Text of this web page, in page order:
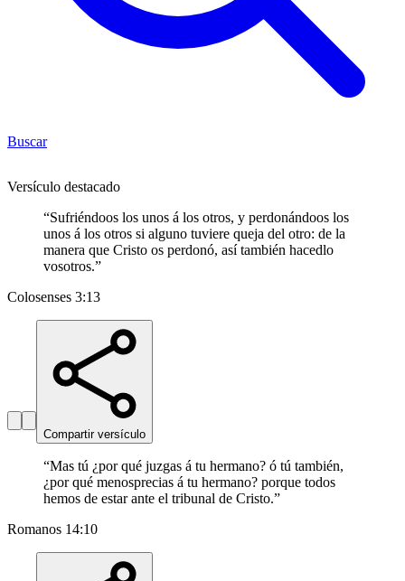
Buscar
Versículo destacado
“Sufriéndoos los unos á los otros, y perdonándoos los
unos á los otros si alguno tuviere queja del otro: de la
manera que Cristo os perdonó, así también hacedlo
vosotros.”
Colosenses 3:13
Compartir versículo
“Mas tú ¿por qué juzgas á tu hermano? ó tú también,
¿por qué menosprecias á tu hermano? porque todos
hemos de estar ante el tribunal de Cristo.”
Romanos 14:10